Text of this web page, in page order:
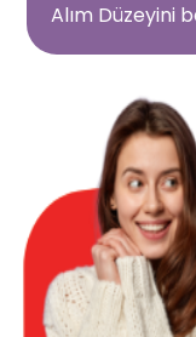
Alım Düzeyini